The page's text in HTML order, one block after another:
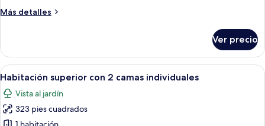
Más detalles
Más
doble
superior
Ver precio
Abrir
todas
las
fotos
Habitación de hotel con dos camas,
6
Habitación superior con 2 camas individuales
Vista al jardín
323 pies cuadrados